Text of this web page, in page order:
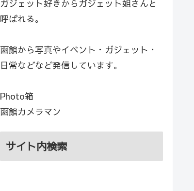
ガジェット好きからガジェット姐さんと
呼ばれる。
函館から写真やイベント・ガジェット・
日常などなど発信しています。
Photo箱
函館カメラマン
サイト内検索